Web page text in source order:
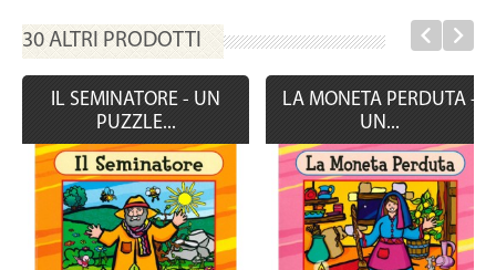
30 ALTRI PRODOTTI
IL SEMINATORE - UN
PUZZLE...
LA MONETA PERDUTA -
UN...